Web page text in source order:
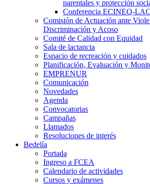
parentales y protección
Conferencia ECINEQ-
Comisión de Actuación ante
Discriminación y Acoso
Comité de Calidad con Equidad
Sala de lactancia
Espacio de recreación y cuidados
Planificación, Evaluación y
EMPRENUR
Comunicación
Novedades
Agenda
Convocatorias
Campañas
Llamados
Resoluciones de interés
Bedelía
Portada
Ingreso a FCEA
Calendario de actividades
Cursos y exámenes